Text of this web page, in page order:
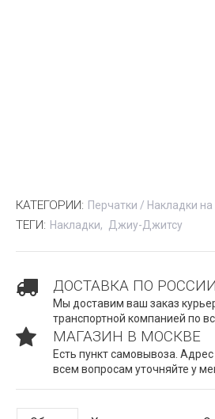
КАТЕГОРИИ: Перчатки / Накладки на
ТЕГИ: Накладки Джиу-Джитсу
ДОСТАВКА ПО РОССИИ
Мы доставим ваш заказ
транспортной компанией по
МАГАЗИН В МОСКВЕ
Есть пункт самовывоза. Адрес
всем вопросам уточняйте у